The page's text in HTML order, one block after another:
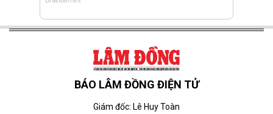
BÁO LÂM ĐỒNG ĐIỆN TỬ
Giám đốc: Lê Huy Toàn